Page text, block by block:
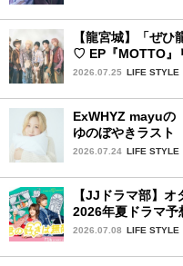
【龍宮城】「ぜ
♡ EP『MOTTO』
2026.07.25 LIFE STYLE
ExWHYZ mayuの
ゆのぼやきラスト
2026.07.24 LIFE STYLE
【JJドラマ部】オ
2026年夏ドラマ予
2026.07.08 LIFE STYLE